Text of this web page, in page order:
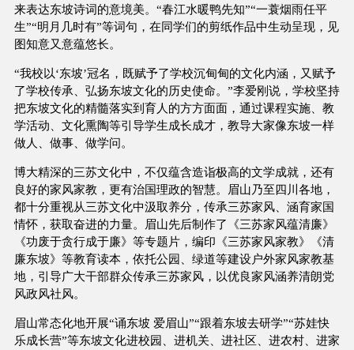
来表达东坡诗词的意境美。“春江水暖鸭先知”“一蓑烟雨任平
生”“明月几时有”等词句，在同学们的剪纸作品中生动呈现，见
图知意又意蕴悠长。
“我校以‘东坡’冠名，既赋予了学校沉甸甸的文化内涵，又赋予
了学校传承、弘扬东坡文化的历史使命。”李爱刚说，学校坚持
把东坡文化的精髓落实到育人的方方面面，通过课程实施、教
学活动、文化熏陶等引导学生成长成才，教导大家像东坡一样
做人、做事、做学问。
博大精深的三苏文化中，不仅蕴含造诣极高的文学成就，还有
良好的家风家教，更有治国理政的智慧。眉山乃至四川各地，
都十分重视从三苏文化中汲取养分，传承三苏家风、涵育家国
情怀，获取奋进的力量。眉山先后制作了《三苏家风蕴清廉》
《功废于贪行成于廉》等专题片，编印《三苏家风家教》《清
廉东坡》等教育读本，依托公园、绿道等建设户外家风家教基
地，引导广大干部群众传承三苏家风，以优良家风涵养清朗党
风政风社风。
眉山常态化地开展“诵东坡 爱眉山”“跟着东坡去研学”“苏娃快
乐成长营”等东坡文化进校园、进机关、进社区、进农村、进家